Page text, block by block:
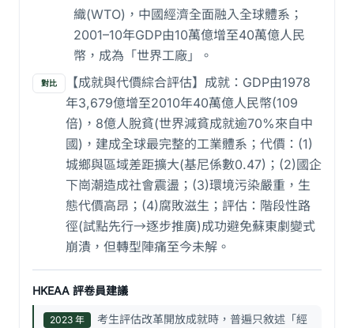
織(WTO)，中國經濟全面融入全球體系；
2001–10年GDP由10萬億增至40萬億人民
幣，成為「世界工廠」。
對比
【成就與代價綜合評估】成就：GDP由1978
年3,679億增至2010年40萬億人民幣(109
倍)，8億人脫貧(世界減貧成就逾70%來自中
國)，建成全球最完整的工業體系；代價：(1)
城鄉與區域差距擴大(基尼係數0.47)；(2)國企
下崗潮造成社會震盪；(3)環境污染嚴重，生
態代價高昂；(4)腐敗滋生；評估：階段性路
徑(試點先行→逐步推廣)成功避免蘇東劇變式
崩潰，但轉型陣痛至今未解。
HKEAA 評卷員建議
2023 年
考生評估改革開放成就時，普遍只敘述「經